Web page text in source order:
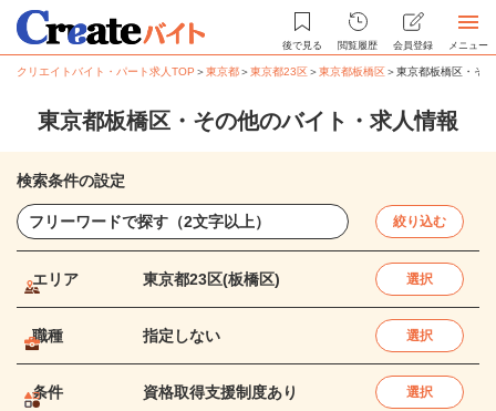
後で見る 閲覧履歴 会員登録 メニュー
クリエイトバイト・パート求人TOP ＞東京都＞東京都23区＞東京都板橋区＞東京都板橋区・そ
東京都板橋区・その他のバイト・求人情報
検索条件の設定
絞り込む
エリア 東京都23区(板橋区) 選択
職種 指定しない 選択
条件 資格取得支援制度あり 選択